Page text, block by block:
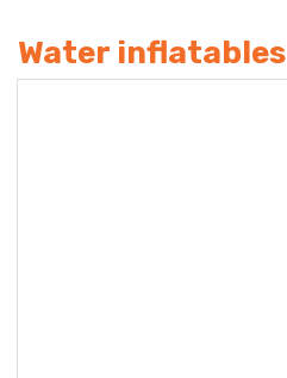
Water inflatables